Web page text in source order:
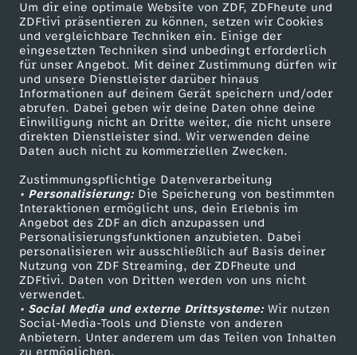
Um dir eine optimale Website von ZDF, ZDFheute und
ZDFtivi präsentieren zu können, setzen wir Cookies
und vergleichbare Techniken ein. Einige der
eingesetzten Techniken sind unbedingt erforderlich
für unser Angebot. Mit deiner Zustimmung dürfen wir
und unsere Dienstleister darüber hinaus
Informationen auf deinem Gerät speichern und/oder
abrufen. Dabei geben wir deine Daten ohne deine
Einwilligung nicht an Dritte weiter, die nicht unsere
direkten Dienstleister sind. Wir verwenden deine
Daten auch nicht zu kommerziellen Zwecken.
Zustimmungspflichtige Datenverarbeitung
• Personalisierung:Die Speicherung von bestimmten
Interaktionen ermöglicht uns, dein Erlebnis im
Angebot des ZDF an dich anzupassen und
Personalisierungsfunktionen anzubieten. Dabei
personalisieren wir ausschließlich auf Basis deiner
Nutzung von ZDF Streaming, der ZDFheute und
ZDFtivi. Daten von Dritten werden von uns nicht
verwendet.
• Social Media und externe Drittsysteme:Wir nutzen
Social-Media-Tools und Dienste von anderen
Anbietern. Unter anderem um das Teilen von Inhalten
zu ermöglichen.
Mehr ZDF
ZDF-Apps
Smart TV
ZDFtext
Livestreams
Sendungen A-Z
TV-Programm
Service
ZDFmitreden
Kontakt zum ZDF
Tickets
Zuschauerservice
Hilfe
ZDF Unternehmen
Karriere